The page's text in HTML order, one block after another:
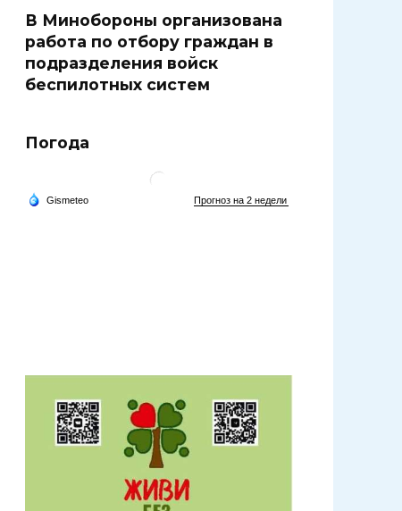
В Минобороны организована
работа по отбору граждан в
подразделения войск
беспилотных систем
Погода